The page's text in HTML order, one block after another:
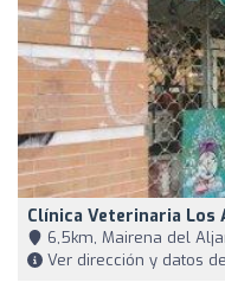
Clínica Veterinaria Los
6,5km, Mairena del
Ver dirección y datos